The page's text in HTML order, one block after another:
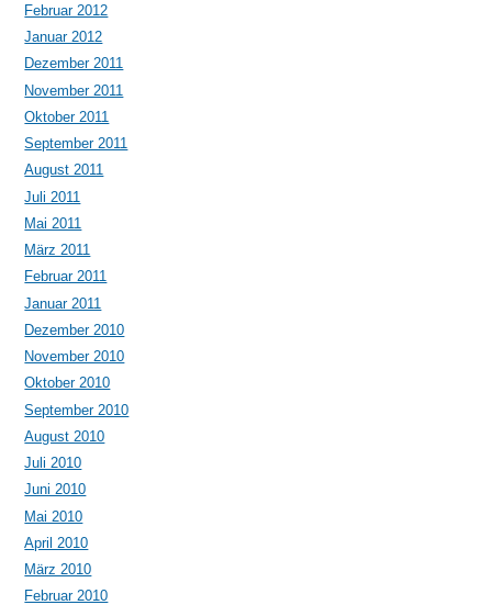
Februar 2012
Januar 2012
Dezember 2011
November 2011
Oktober 2011
September 2011
August 2011
Juli 2011
Mai 2011
März 2011
Februar 2011
Januar 2011
Dezember 2010
November 2010
Oktober 2010
September 2010
August 2010
Juli 2010
Juni 2010
Mai 2010
April 2010
März 2010
Februar 2010